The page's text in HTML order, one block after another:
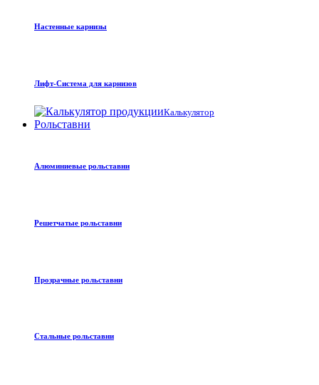
Настенные карнизы
Лифт-Система для карнизов
Калькулятор
Рольставни
Алюминиевые рольставни
Решетчатые рольставни
Прозрачные рольставни
Стальные рольставни